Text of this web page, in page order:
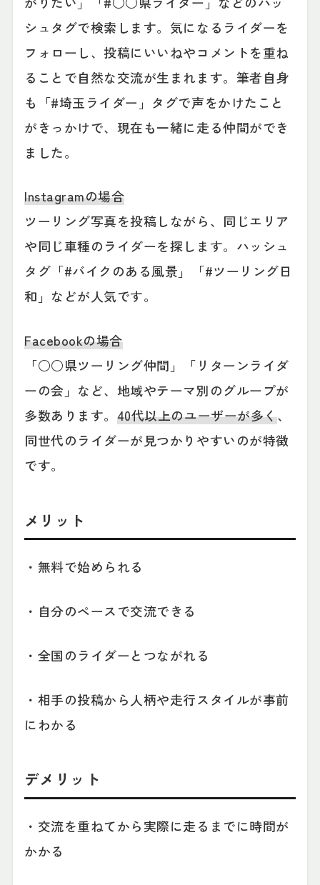
シュタグで検索します。気になるライダーを
フォローし、投稿にいいねやコメントを重ね
ることで自然な交流が生まれます。筆者自身
も「#埼玉ライダー」タグで声をかけたこと
がきっかけで、現在も一緒に走る仲間ができ
ました。
Instagramの場合
ツーリング写真を投稿しながら、同じエリア
や同じ車種のライダーを探します。ハッシュ
タグ「#バイクのある風景」「#ツーリング日
和」などが人気です。
Facebookの場合
「○○県ツーリング仲間」「リターンライダ
ーの会」など、地域やテーマ別のグループが
多数あります。 40代以上のユーザーが多く、
同世代のライダーが見つかりやすいのが特徴
です。
メリット
・無料で始められる
・自分のペースで交流できる
・全国のライダーとつながれる
・相手の投稿から人柄や走行スタイルが事前
にわかる
デメリット
・交流を重ねてから実際に走るまでに時間が
かかる